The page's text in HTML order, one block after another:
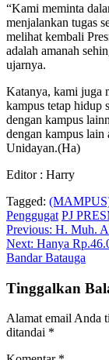
“Kami meminta
menjalankan tugas
melihat kembali
adalah amanah
ujarnya.
Katanya, kami juga
kampus tetap hidup
dengan kampus
dengan kampus lain
Unidayan.(Ha)
Editor : Harry
Tagged:
Penggugat PJ
Navigasi
pos
Previous: H. Muh.
Next: Hanya
Bandar Batauga
Tinggalkan
Alamat email Anda
ditandai *